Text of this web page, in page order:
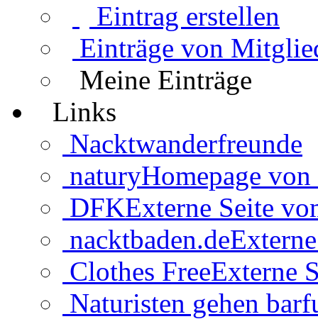
Eintrag erstellen
Einträge von
Meine Einträge
Links
Nacktwanderfreunde
naturyHomepage
DFKExterne Seite
nacktbaden.de
Clothes FreeExterne
Naturisten gehen